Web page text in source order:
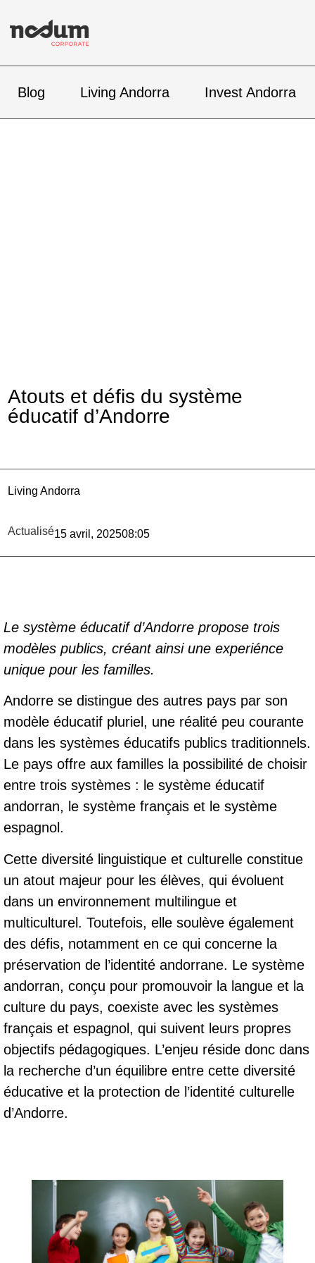
Blog Living Andorra Invest Andorra
Atouts et défis du système
éducatif d’Andorre
Living Andorra
Actualisé15 avril, 202508:05
Le système éducatif d’Andorre propose trois
modèles publics, créant ainsi une experiénce
unique pour les familles.
Andorre se distingue des autres pays par son
modèle éducatif pluriel, une réalité peu courante
dans les systèmes éducatifs publics traditionnels.
Le pays offre aux familles la possibilité de choisir
entre trois systèmes : le système éducatif
andorran, le système français et le système
espagnol.
Cette diversité linguistique et culturelle constitue
un atout majeur pour les élèves, qui évoluent
dans un environnement multilingue et
multiculturel. Toutefois, elle soulève également
des défis, notamment en ce qui concerne la
préservation de l’identité andorrane. Le système
andorran, conçu pour promouvoir la langue et la
culture du pays, coexiste avec les systèmes
français et espagnol, qui suivent leurs propres
objectifs pédagogiques. L’enjeu réside donc dans
la recherche d’un équilibre entre cette diversité
éducative et la protection de l’identité culturelle
d’Andorre.